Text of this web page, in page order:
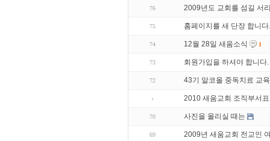
76 2009년도 교회를 섬길 서
75 홈페이지를 새 단장 합니다.
74 12월 28일 새움소식 1
73 회원가입을 하셔야 합니다.
72 43기 알코올 중독치료 교
2010 새움교회 조직부서표
70 사진을 올리실 때는
69 2009년 새움교회 전교인